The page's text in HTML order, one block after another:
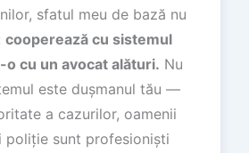
sfatul meu de bază nu
cooperează cu sistemul
o cu un avocat alături. Nu
este dușmanul tău —
a cazurilor, oamenii
poliție sunt profesioniști